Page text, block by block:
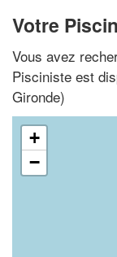
Votre
Vous avez
Pisciniste est
Gironde)
+
−